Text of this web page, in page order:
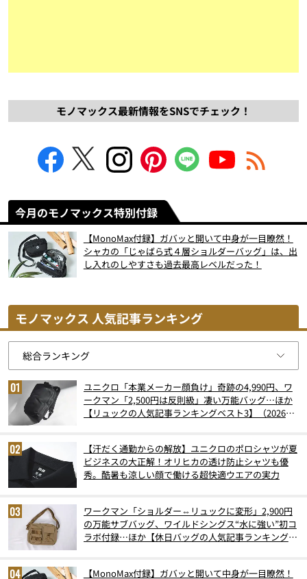
モノマックス最新情報をSNSでチェック！
今月のモノマックス特別付録
【MonoMax付録】ガバッと開いて中身が一目瞭然！
シャカの「じゃばら式４層ショルダーバッグ」は、出
し入れのしやすさも過去最高レベルだった！
モノマックス 人気記事ランキング
ユニクロ「本業メーカー顔負け」奇跡の4,990円、ワ
ークマン「2,500円は反則級」凄い万能バッグ…ほか
【リュックの人気記事ランキングベスト3】（2026年
【汗だく通勤からの解放】ユニクロのポロシャツが夏
ビジネスの大正解！オリヒカの透け防止シャツも優
秀。酷暑も涼しい顔で働ける超快適ウエアの実力
ワークマン「ショルダー⇔リュックに変形」2,900円
の万能サブバッグ、ワイルドシングス“水に強い”初コ
ラボ付録…ほか【休日バッグの人気記事ランキングベ
【MonoMax付録】ガバッと開いて中身が一目瞭然！